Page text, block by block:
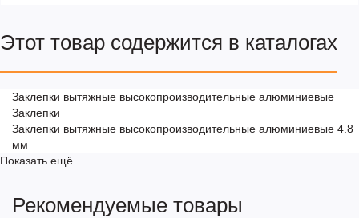
Этот товар содержится в каталогах
Заклепки вытяжные высокопроизводительные алюминиевые
Заклепки
Заклепки вытяжные высокопроизводительные алюминиевые 4.8
мм
Показать ещё
Рекомендуемые товары